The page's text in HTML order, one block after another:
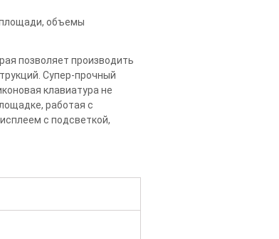
площади, объемы
позволяет производить
Супер-прочный
клавиатура не
работая с
с подсветкой,